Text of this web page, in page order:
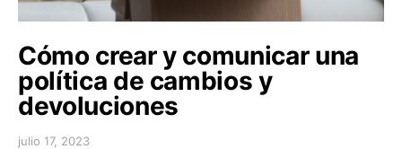
Cómo crear y comunicar una
política de cambios y
devoluciones
julio 17, 2023